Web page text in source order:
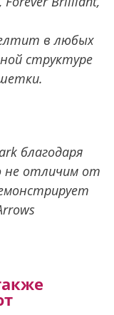
в любых
структуре
благодаря
не отличим от